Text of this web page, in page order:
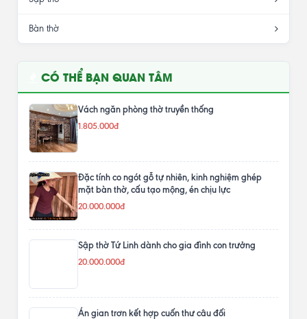
Bàn thờ
CÓ THỂ BẠN QUAN TÂM
Vách ngăn phòng thờ truyền thống
1.805.000đ
Đặc tính co ngót gỗ tự nhiên, kinh nghiệm ghép
mặt bàn thờ, cấu tạo mộng, én chịu lực
20.000.000đ
Sập thờ Tứ Linh dành cho gia đình con trưởng
20.000.000đ
Án gian trơn kết hợp cuốn thư câu đối